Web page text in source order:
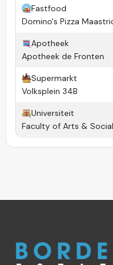
Huisdieren
Wasmachine
Droger
Balkon
Fietsenstalling
Fastfood
Domino's Pizza
Apotheek
Apotheek de Fronten
Supermarkt
Volksplein 34B
Universiteit
Faculty of Arts &